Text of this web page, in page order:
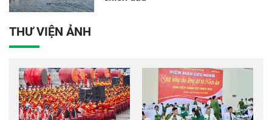
THƯ VIỆN ẢNH